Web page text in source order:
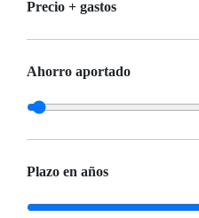
Precio + gastos
Ahorro aportado
Plazo en años